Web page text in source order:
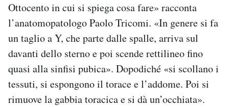
AREA PERSONALE
Area Personale
Newsletter
Notifiche mobile
Regala il Post
Hai bisogno di aiuto?
Ottocento in cui si spiega cosa fare» racconta
l’anatomopatologo Paolo Tricomi. «In genere si fa
un taglio a Y, che parte dalle spalle, arriva sul
davanti dello sterno e poi scende rettilineo fino
quasi alla sinfisi pubica». Dopodiché «si scollano i
tessuti, si espongono il torace e l’addome. Poi si
rimuove la gabbia toracica e si dà un’occhiata».